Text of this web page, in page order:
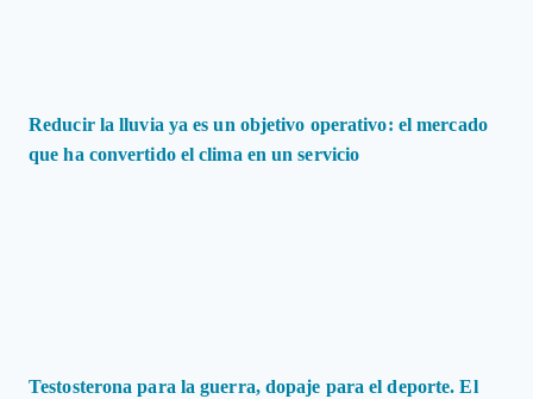
Reducir la lluvia ya es un objetivo operativo: el mercado
que ha convertido el clima en un servicio
Testosterona para la guerra, dopaje para el deporte. El